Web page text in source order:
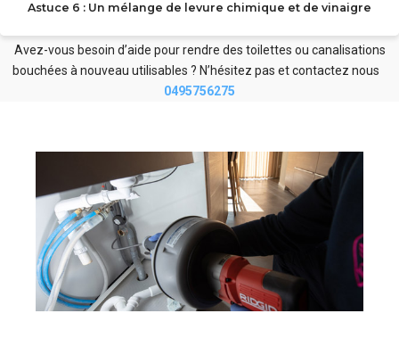
Astuce 6 : Un mélange de levure chimique et de vinaigre
Avez-vous besoin d’aide pour rendre des toilettes ou canalisations
bouchées à nouveau utilisables ? N’hésitez pas et contactez nous
0495756275